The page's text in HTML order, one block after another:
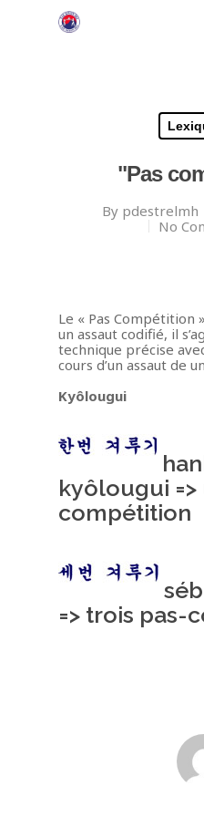
Hit enter to search or
"Pas
By pdestrelmh
No
Le « Pas Compétition
un assaut codifié, il
technique précise
cours d’un assaut de
Kyôlougui
kyôlougui =>
compétition
=> trois pas-